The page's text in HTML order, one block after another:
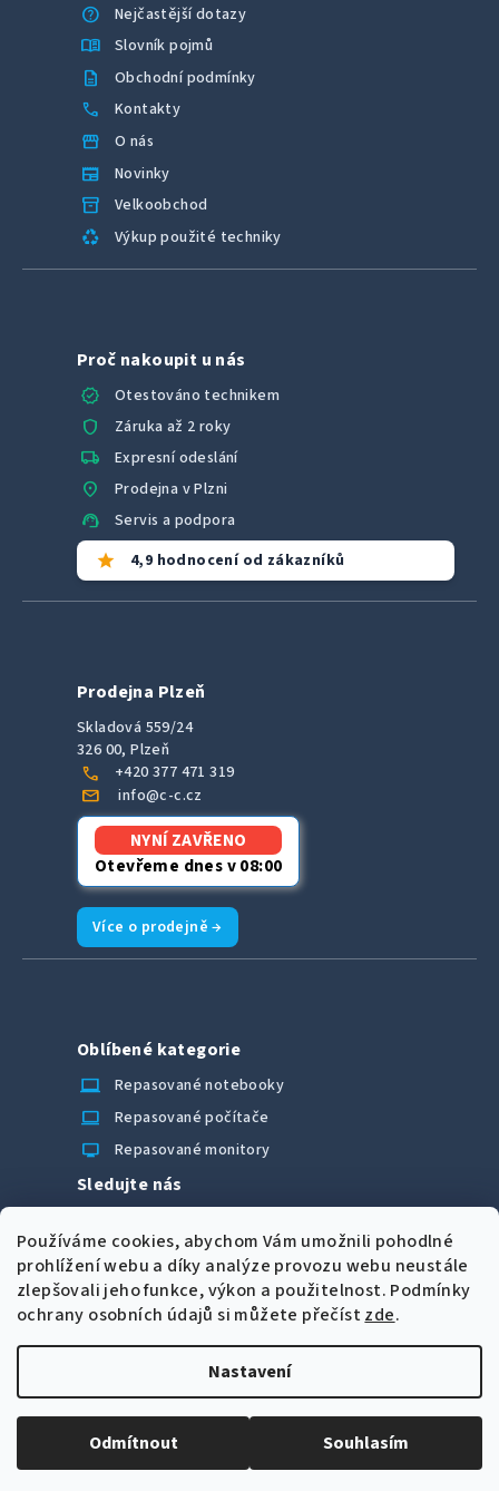
Používáme cookies, abychom Vám umožnili pohodlné
prohlížení webu a díky analýze provozu webu neustále
zlepšovali jeho funkce, výkon a použitelnost. Podmínky
ochrany osobních údajů si můžete přečíst zde.
Nastavení
Odmítnout Souhlasím
help
Nejčastější dotazy
menu_book Slovník pojmů
description Obchodní podmínky
call Kontakty
storefront O nás
newspaper Novinky
inventory_2 Velkoobchod
recycling Výkup použité techniky
Proč nakoupit u nás
verified
Otestováno technikem
shield Záruka až 2 roky
local_shipping Expresní odeslání
location_on Prodejna v Plzni
support_agent Servis a podpora
star 4,9 hodnocení od zákazníků
Prodejna Plzeň
Skladová 559/24
326 00, Plzeň
call +420 377 471 319
mail info@c-c.cz
NYNÍ ZAVŘENO
Otevřeme dnes v 08:00
Více o prodejně →
Oblíbené kategorie
laptop_chromebook
Repasované notebooky
computer Repasované počítače
monitor Repasované monitory
Sledujte nás
Možnosti úhrady
Upravit nastavení cookies
Vytvořil Shoptet